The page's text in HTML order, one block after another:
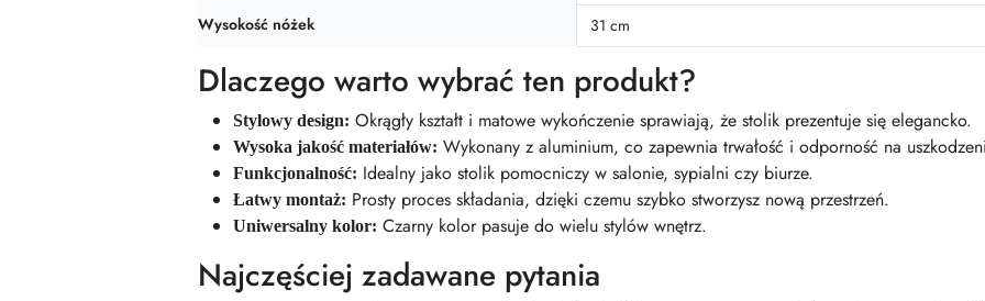
Wysokość nóżek
31 cm
Dlaczego warto wybrać ten produkt?
Stylowy design: Okrągły kształt i matowe wykończenie sprawiają, że stolik prezentuje się elegancko.
Wysoka jakość materiałów: Wykonany z aluminium, co zapewnia trwałość i odporność na
Funkcjonalność: Idealny jako stolik pomocniczy w salonie, sypialni czy biurze.
Łatwy montaż: Prosty proces składania, dzięki czemu szybko stworzysz nową przestrzeń.
Uniwersalny kolor: Czarny kolor pasuje do wielu stylów wnętrz.
Najczęściej zadawane pytania